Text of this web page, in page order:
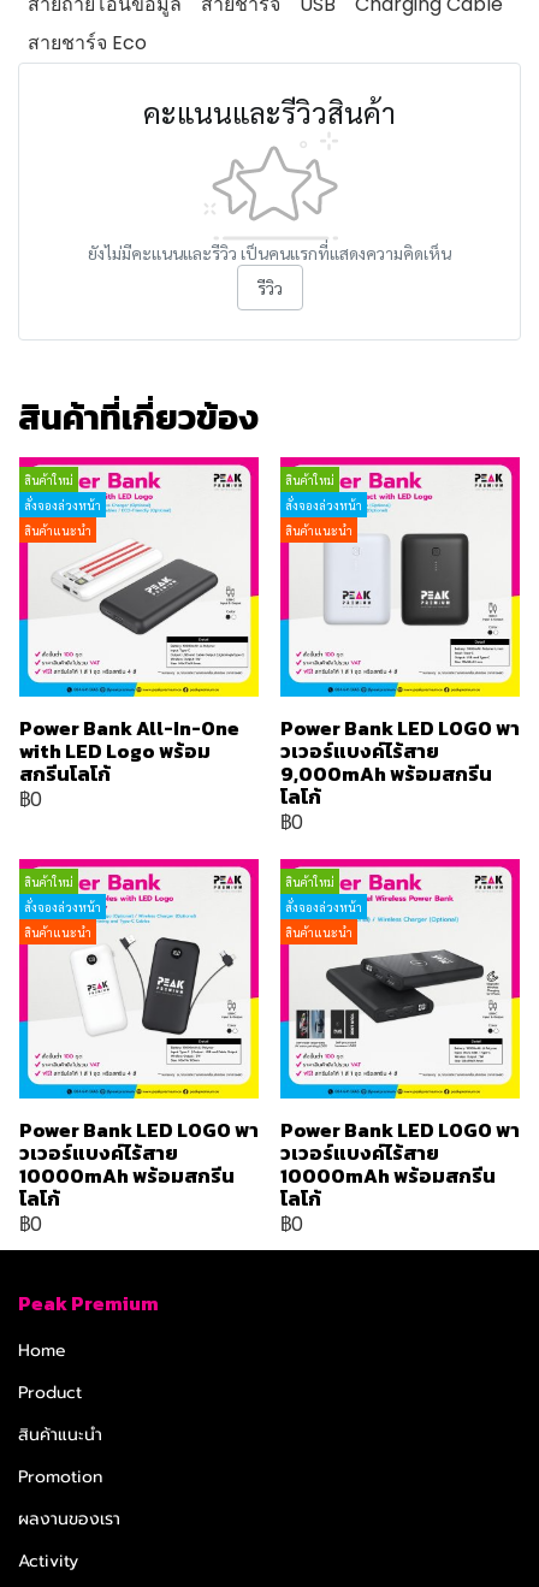
สายชาร์จ Eco
คะแนนและรีวิวสินค้า
ยังไม่มีคะแนนและรีวิว เป็นคนแรกที่แสดงความคิดเห็น
รีวิว
สินค้าที่เกี่ยวข้อง
สินค้าใหม่
สั่งจองล่วงหน้า
สินค้าแนะนำ
Power Bank All-In-One
with LED Logo พร้อม
สกรีนโลโก้
฿0
สินค้าใหม่
สั่งจองล่วงหน้า
สินค้าแนะนำ
Power Bank LED LOGO พา
วเวอร์แบงค์ไร้สาย
9,000mAh พร้อมสกรีน
โลโก้
฿0
สินค้าใหม่
สั่งจองล่วงหน้า
สินค้าแนะนำ
Power Bank LED LOGO พา
วเวอร์แบงค์ไร้สาย
10000mAh พร้อมสกรีน
โลโก้
฿0
สินค้าใหม่
สั่งจองล่วงหน้า
สินค้าแนะนำ
Power Bank LED LOGO พา
วเวอร์แบงค์ไร้สาย
10000mAh พร้อมสกรีน
โลโก้
฿0
Peak Premium
Home
Product
สินค้าแนะนำ
Promotion
ผลงานของเรา
Activity